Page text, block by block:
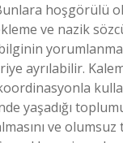
hoşgörülü
ve nazik
ayrılabilir.
yaşadığı
ve